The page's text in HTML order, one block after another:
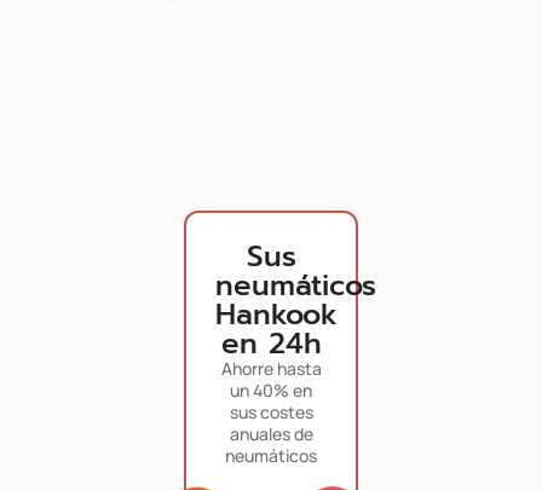
Sus
neumáticos
Hankook
en 24h
Ahorre hasta
un 40% en
sus costes
anuales de
neumáticos